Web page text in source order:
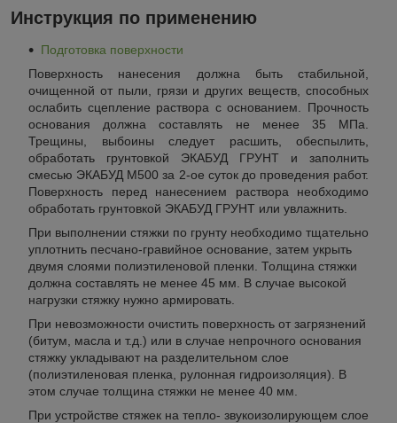
Инструкция по применению
Подготовка поверхности
Поверхность нанесения должна быть стабильной,
очищенной от пыли, грязи и других веществ, способных
ослабить сцепление раствора с основанием. Прочность
основания должна составлять не менее 35 МПа.
Трещины, выбоины следует расшить, обеспылить,
обработать грунтовкой ЭКАБУД ГРУНТ и заполнить
смесью ЭКАБУД М500 за 2-ое суток до проведения работ.
Поверхность перед нанесением раствора необходимо
обработать грунтовкой ЭКАБУД ГРУНТ или увлажнить.
При выполнении стяжки по грунту необходимо тщательно
уплотнить песчано-гравийное основание, затем укрыть
двумя слоями полиэтиленовой пленки. Толщина стяжки
должна составлять не менее 45 мм. В случае высокой
нагрузки стяжку нужно армировать.
При невозможности очистить поверхность от загрязнений
(битум, масла и т.д.) или в случае непрочного основания
стяжку укладывают на разделительном слое
(полиэтиленовая пленка, рулонная гидроизоляция). В
этом случае толщина стяжки не менее 40 мм.
При устройстве стяжек на тепло- звукоизолирующем слое